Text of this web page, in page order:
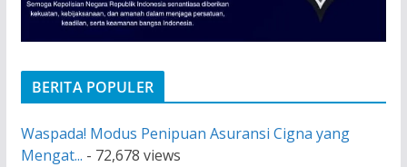
BERITA POPULER
Waspada! Modus Penipuan Asuransi Cigna yang
Mengat... - 72,678 views